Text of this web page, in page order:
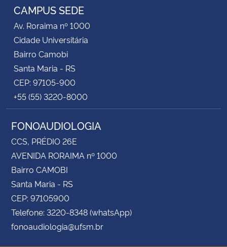
Ministério da Mulher, da Família e dos Direitos Humanos
Secretaria-Geral
Secretaria de Governo
Gabinete de Segurança Institucional
Advocacia-Geral da União
CAMPUS SEDE
Av. Roraima nº 1000
Cidade Universitária
Bairro Camobi
Santa Maria - RS
CEP: 97105-900
+55 (55) 3220-8000
FONOAUDIOLOGIA
CCS, PRÉDIO 26E
AVENIDA RORAIMA nº 1000
Bairro CAMOBI
Santa Maria - RS
CEP: 97105900
Telefone: 3220-8348 (whatsApp)
fonoaudiologia@ufsm.br